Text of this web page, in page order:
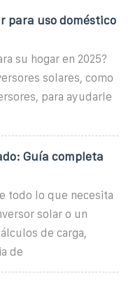
para uso doméstico
su hogar en 2025?
solares, como
para ayudarle
Guía completa
todo lo que necesita
solar o un
de carga,
de